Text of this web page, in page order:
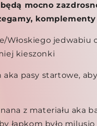
mocno
Włoskiego jedwabiu
kieszonki
pasy startowe,
z materiału aka
łapkom było